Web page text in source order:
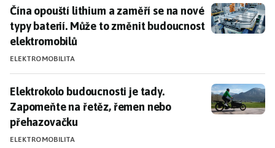
Čína opouští lithium a zaměří se na nové typy
Čína opouští lithium a zaměří se na nové
typy baterií. Může to změnit budoucnost
elektromobilů
ELEKTROMOBILITA
Elektrokolo budoucnosti je tady. Zapomeňte na
Elektrokolo budoucnosti je tady.
Zapomeňte na řetěz, řemen nebo
přehazovačku
ELEKTROMOBILITA